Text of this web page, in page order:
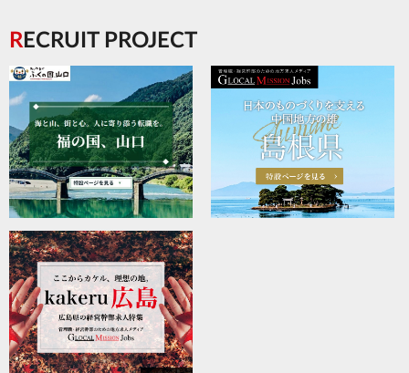
RECRUIT PROJECT